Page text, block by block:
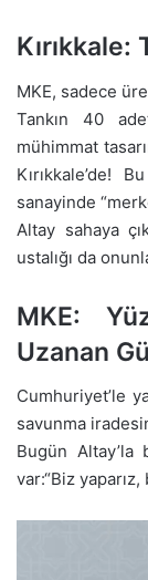
Kırıkkale:
MKE, sadece
Tankın 40
mühimmat
Kırıkkale’de!
sanayinde
Altay sahaya
ustalığı da
MKE:
Uzanan
Cumhuriyet’le
savunma
Bugün Altay’la
var:“Biz